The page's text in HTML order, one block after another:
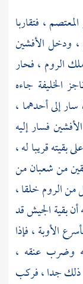
المعتصم ، فتقاربا
، ودخلالأفشين
الروم ،فحار
الخليفة جاءه
إلى أحدهما ،
الأفشينفسار إليه
قريبا له ،
من شعبان من
منالرومخلقا ،
أن بقية الجيش قد
الأوبة ، فإذا
وضرب عنقه ،
ذلك جدا ، فركب